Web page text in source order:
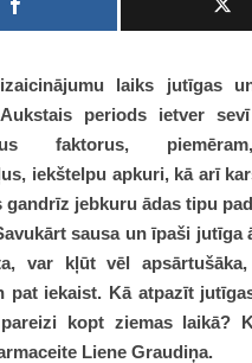
laiks jutīgas
periods ietver
faktorus,
iekštelpu apkuri, kā arī
gandrīz jebkuru ādas tipu
sausa un īpaši jutīga
var kļūt vēl apsārtušāka,
pat iekaist. Kā atpazīt
kopt ziemas laikā?
Liene Graudiņa.